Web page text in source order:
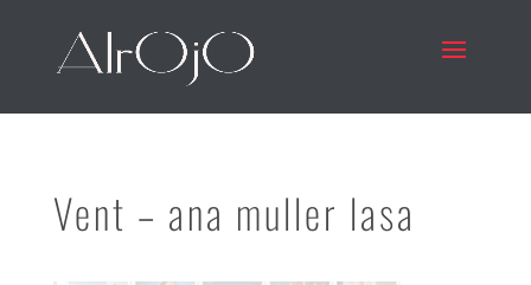
Vent – ana muller lasa